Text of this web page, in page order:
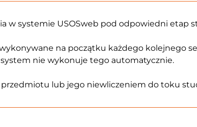
w systemie USOSweb pod odpowiedni etap
na początku każdego kolejnego
nie wykonuje tego automatycznie.
lub jego niewliczeniem do toku